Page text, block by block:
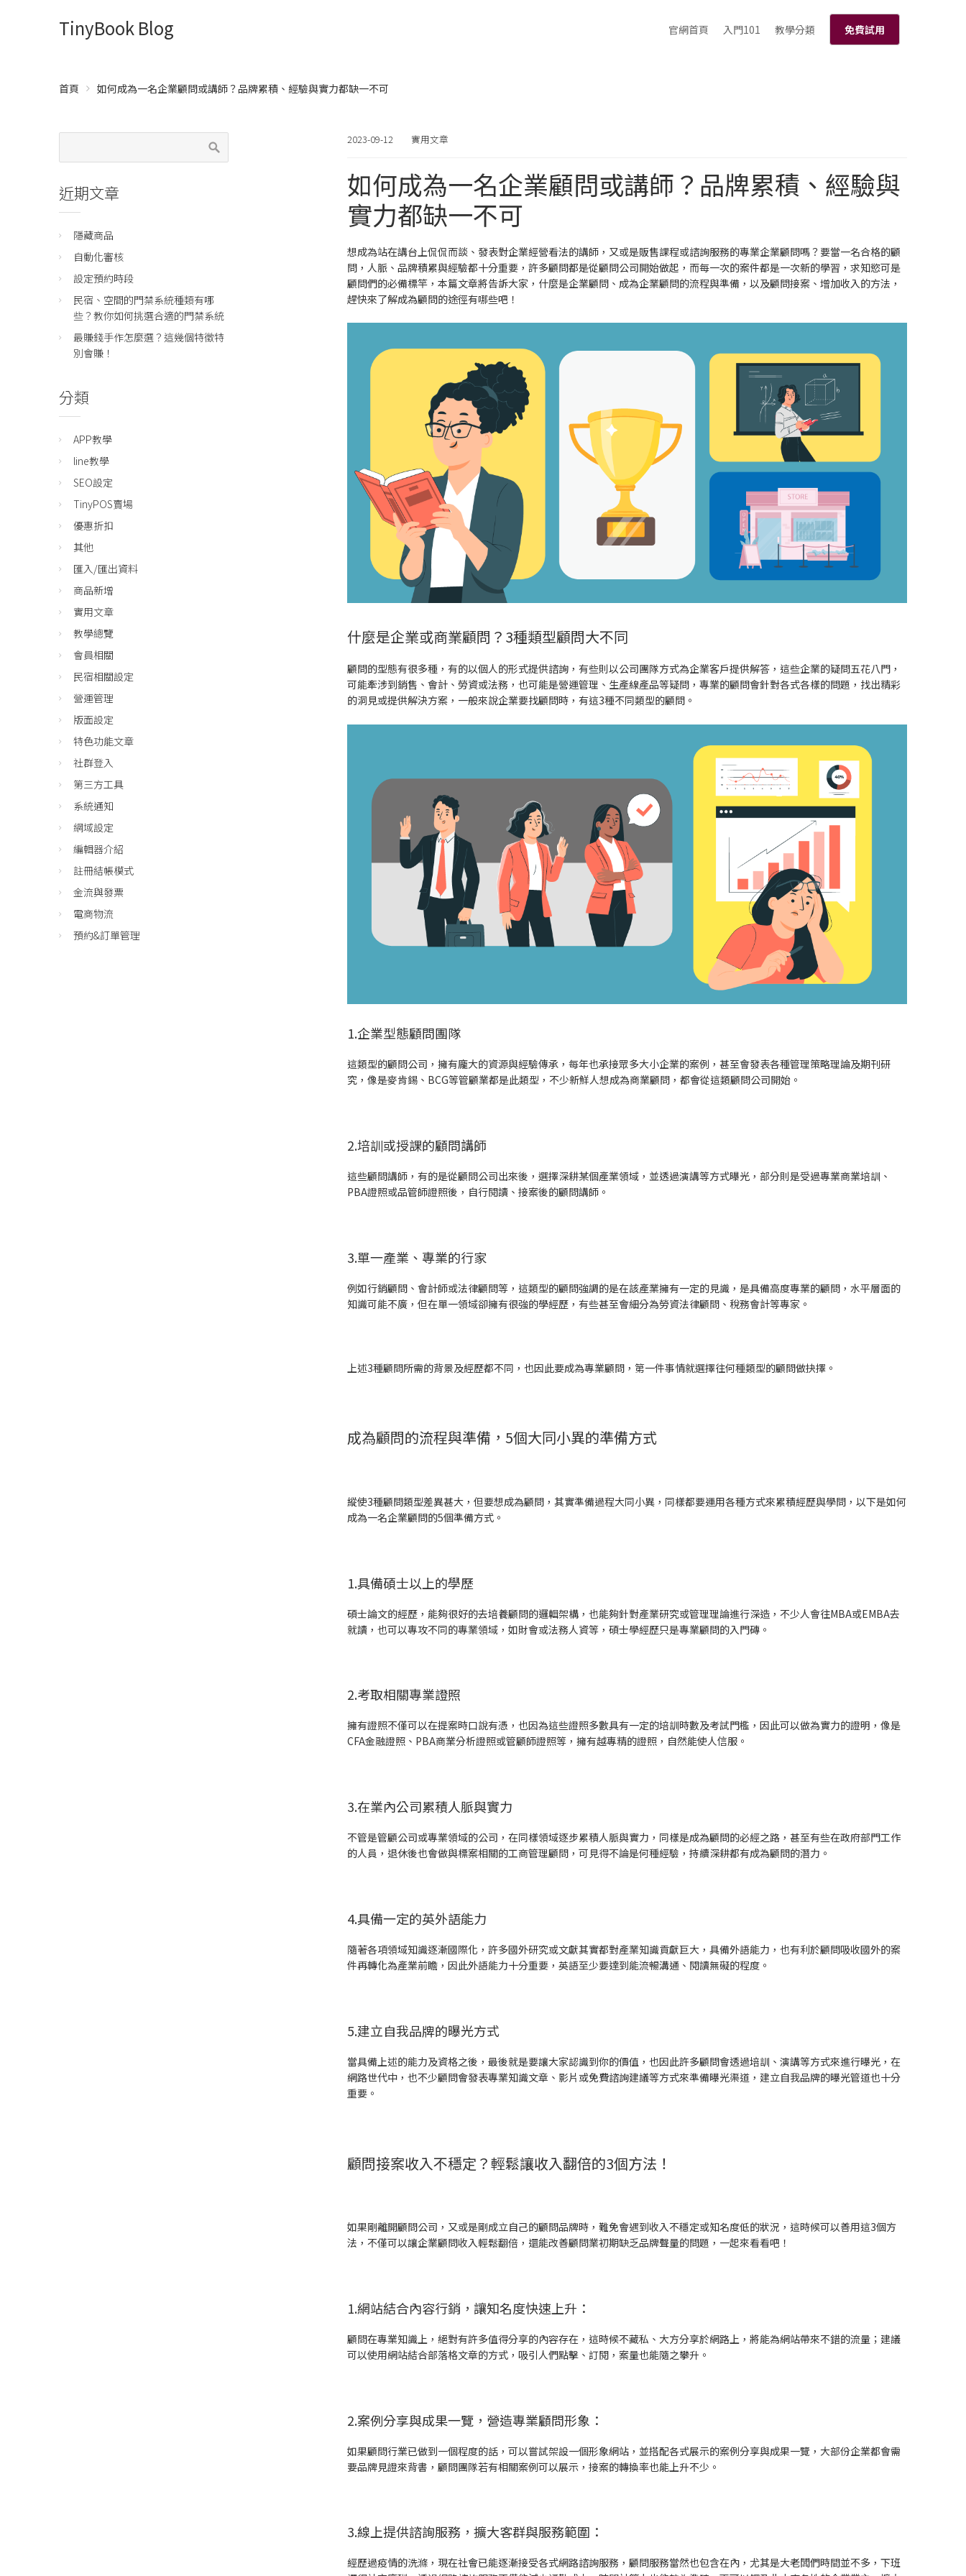
TinyBook Blog 官網首頁 入門101 教學分類 免費試用
首頁 如何成為一名企業顧問或講師？品牌累積、經驗與實力都缺一不可
2023-09-12 實用文章
如何成為一名企業顧問或講師？品牌累積、經驗與
實力都缺一不可
想成為站在講台上侃侃而談、發表對企業經營看法的講師，又或是販售課程或諮詢服務的專業企業顧問嗎？要當一名合格的顧
問，人脈、品牌積累與經驗都十分重要，許多顧問都是從顧問公司開始做起，而每一次的案件都是一次新的學習，求知慾可是
顧問們的必備標竿，本篇文章將告訴大家，什麼是企業顧問、成為企業顧問的流程與準備，以及顧問接案、增加收入的方法，
趕快來了解成為顧問的途徑有哪些吧！
什麼是企業或商業顧問？3種類型顧問大不同
顧問的型態有很多種，有的以個人的形式提供諮詢，有些則以公司團隊方式為企業客戶提供解答，這些企業的疑問五花八門，
可能牽涉到銷售、會計、勞資或法務，也可能是營運管理、生產線產品等疑問，專業的顧問會針對各式各樣的問題，找出精彩
的洞見或提供解決方案，一般來說企業要找顧問時，有這3種不同類型的顧問。
1.企業型態顧問團隊
這類型的顧問公司，擁有龐大的資源與經驗傳承，每年也承接眾多大小企業的案例，甚至會發表各種管理策略理論及期刊研
究，像是麥肯錫、BCG等管顧業都是此類型，不少新鮮人想成為商業顧問，都會從這類顧問公司開始。
2.培訓或授課的顧問講師
這些顧問講師，有的是從顧問公司出來後，選擇深耕某個產業領域，並透過演講等方式曝光，部分則是受過專業商業培訓、
PBA證照或品管師證照後，自行閱讀、接案後的顧問講師。
3.單一產業、專業的行家
例如行銷顧問、會計師或法律顧問等，這類型的顧問強調的是在該產業擁有一定的見識，是具備高度專業的顧問，水平層面的
知識可能不廣，但在單一領域卻擁有很強的學經歷，有些甚至會細分為勞資法律顧問、稅務會計等專家。
上述3種顧問所需的背景及經歷都不同，也因此要成為專業顧問，第一件事情就選擇往何種類型的顧問做抉擇。
成為顧問的流程與準備，5個大同小異的準備方式
縱使3種顧問類型差異甚大，但要想成為顧問，其實準備過程大同小異，同樣都要運用各種方式來累積經歷與學問，以下是如何
成為一名企業顧問的5個準備方式。
1.具備碩士以上的學歷
碩士論文的經歷，能夠很好的去培養顧問的邏輯架構，也能夠針對產業研究或管理理論進行深造，不少人會往MBA或EMBA去
就讀，也可以專攻不同的專業領域，如財會或法務人資等，碩士學經歷只是專業顧問的入門磚。
2.考取相關專業證照
擁有證照不僅可以在提案時口說有憑，也因為這些證照多數具有一定的培訓時數及考試門檻，因此可以做為實力的證明，像是
CFA金融證照、PBA商業分析證照或管顧師證照等，擁有越專精的證照，自然能使人信服。
3.在業內公司累積人脈與實力
不管是管顧公司或專業領域的公司，在同樣領域逐步累積人脈與實力，同樣是成為顧問的必經之路，甚至有些在政府部門工作
的人員，退休後也會做與標案相關的工商管理顧問，可見得不論是何種經驗，持續深耕都有成為顧問的潛力。
4.具備一定的英外語能力
隨著各項領域知識逐漸國際化，許多國外研究或文獻其實都對產業知識貢獻巨大，具備外語能力，也有利於顧問吸收國外的案
件再轉化為產業前瞻，因此外語能力十分重要，英語至少要達到能流暢溝通、閱讀無礙的程度。
5.建立自我品牌的曝光方式
當具備上述的能力及資格之後，最後就是要讓大家認識到你的價值，也因此許多顧問會透過培訓、演講等方式來進行曝光，在
網路世代中，也不少顧問會發表專業知識文章、影片或免費諮詢建議等方式來準備曝光渠道，建立自我品牌的曝光管道也十分
重要。
顧問接案收入不穩定？輕鬆讓收入翻倍的3個方法！
如果剛離開顧問公司，又或是剛成立自己的顧問品牌時，難免會遇到收入不穩定或知名度低的狀況，這時候可以善用這3個方
法，不僅可以讓企業顧問收入輕鬆翻倍，還能改善顧問業初期缺乏品牌聲量的問題，一起來看看吧！
1.網站結合內容行銷，讓知名度快速上升：
顧問在專業知識上，絕對有許多值得分享的內容存在，這時候不藏私、大方分享於網路上，將能為網站帶來不錯的流量；建議
可以使用網站結合部落格文章的方式，吸引人們點擊、訂閱，案量也能隨之攀升。
2.案例分享與成果一覽，營造專業顧問形象：
如果顧問行業已做到一個程度的話，可以嘗試架設一個形象網站，並搭配各式展示的案例分享與成果一覽，大部份企業都會需
要品牌見證來背書，顧問團隊若有相關案例可以展示，接案的轉換率也能上升不少。
3.線上提供諮詢服務，擴大客群與服務範圍：
經歷過疫情的洗滌，現在社會已能逐漸接受各式網路諮詢服務，顧問服務當然也包含在內，尤其是大老闆們時間並不多，下班
近期文章
隱藏商品
自動化審核
設定預約時段
民宿、空間的門禁系統種類有哪
些？教你如何挑選合適的門禁系統
最賺錢手作怎麼選？這幾個特徵特
別會賺！
分類
APP教學
line教學
SEO設定
TinyPOS賣場
優惠折扣
其他
匯入/匯出資料
商品新增
實用文章
教學總覽
會員相關
民宿相關設定
營運管理
版面設定
特色功能文章
社群登入
第三方工具
系統通知
網域設定
編輯器介紹
註冊結帳模式
金流與發票
電商物流
預約&訂單管理